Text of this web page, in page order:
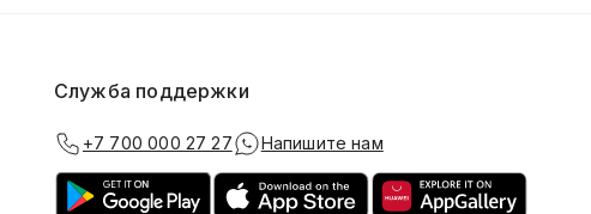
Служба поддержки
+7 700 000 27 27 Напишите нам